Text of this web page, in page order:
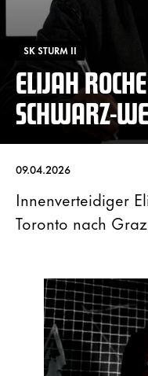
SK STURM II
ELIJAH
SCHWARZ-
09.04.2026
Innenverteidiger
Toronto nach